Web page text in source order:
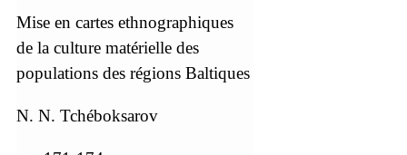
Mise en cartes ethnographiques
de la culture matérielle des
populations des régions Baltiques
N. N. Tchéboksarov